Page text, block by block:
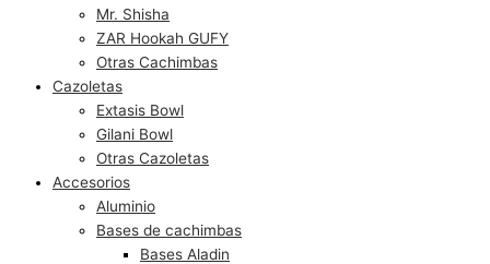
Mr. Shisha
ZAR Hookah GUFY
Otras Cachimbas
Cazoletas
Extasis Bowl
Gilani Bowl
Otras Cazoletas
Accesorios
Aluminio
Bases de cachimbas
Bases Aladin